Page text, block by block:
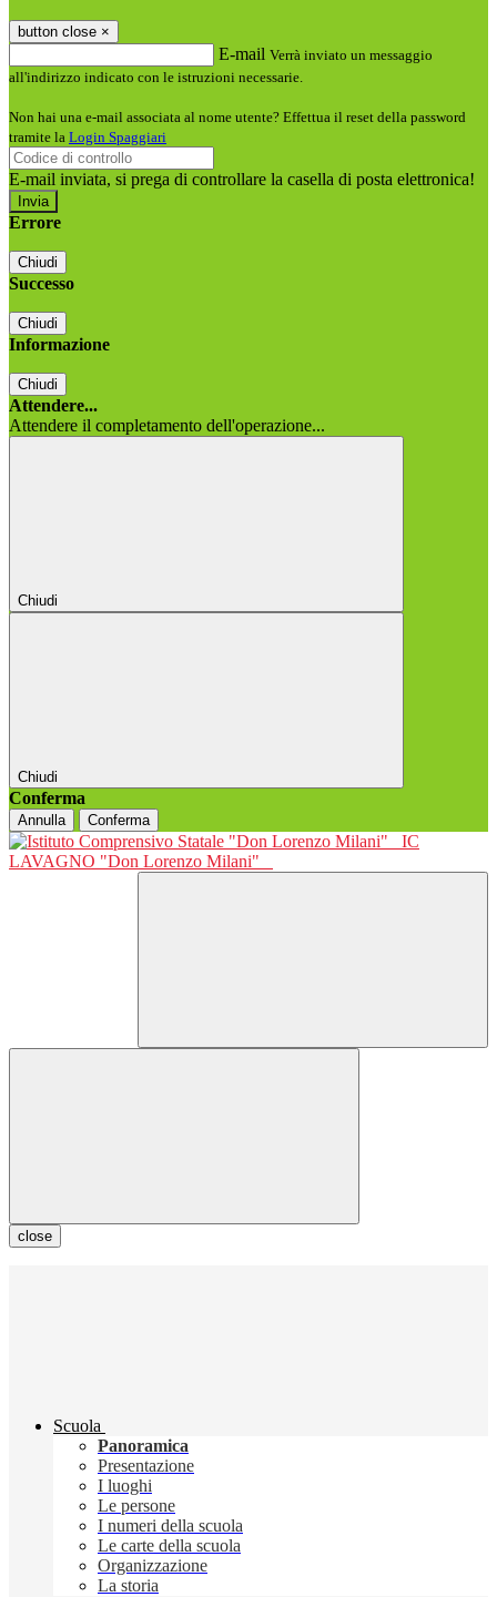
button close ×
E-mail Verrà inviato un messaggio
all'indirizzo indicato con le istruzioni necessarie.
Non hai una e-mail associata al nome utente? Effettua il reset della password
tramite la Login Spaggiari
E-mail inviata, si prega di controllare la casella di posta elettronica!
Errore
Chiudi
Successo
Chiudi
Informazione
Chiudi
Attendere...
Attendere il completamento dell'operazione...
Chiudi
Chiudi
Conferma
Annulla Conferma
IC
LAVAGNO "Don Lorenzo Milani"
close
Scuola
Panoramica
Presentazione
I luoghi
Le persone
I numeri della scuola
Le carte della scuola
Organizzazione
La storia